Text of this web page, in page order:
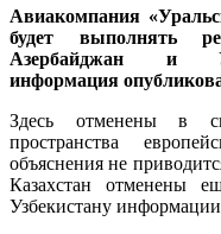
Авиакомпания
будет выполнять
Азербайджан и
информация
Здесь отменены в
пространства
объяснения не
Казахстан отменены
Узбекистану информации